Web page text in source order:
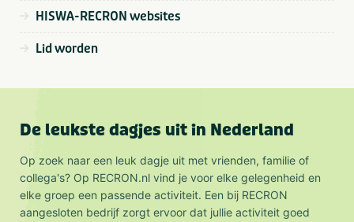
HISWA-RECRON websites
Lid worden
De leukste dagjes uit in Nederland
Op zoek naar een leuk dagje uit met vrienden, familie of
collega's? Op RECRON.nl vind je voor elke gelegenheid en
elke groep een passende activiteit. Een bij RECRON
aangesloten bedrijf zorgt ervoor dat jullie activiteit goed